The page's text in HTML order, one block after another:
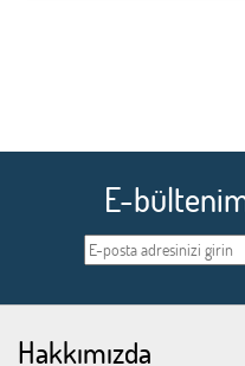
E-
Hakkımızda